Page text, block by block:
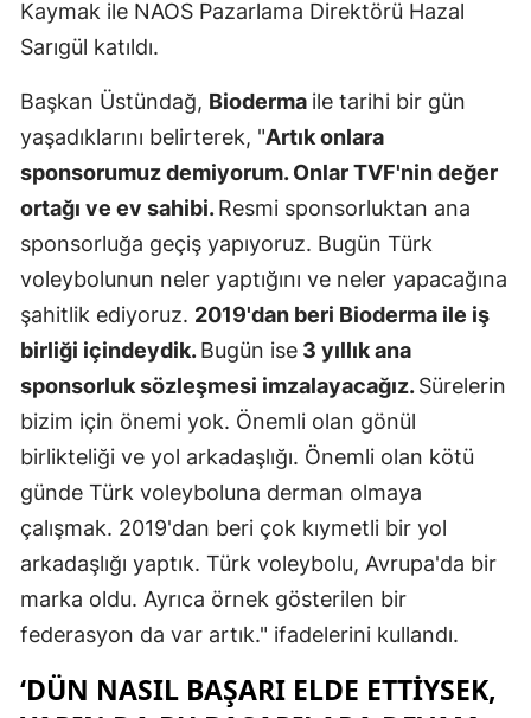
Hakkari
Isparta
İstanbul
Kars
Kayseri
Kırklareli
Kocaeli
Kütahya
Malatya
Kaymak ile NAOS Pazarlama Direktörü Hazal
Sarıgül katıldı.
Başkan Üstündağ, Bioderma ile tarihi bir gün
yaşadıklarını belirterek, "Artık onlara
sponsorumuz demiyorum. Onlar TVF'nin değer
ortağı ve ev sahibi.Resmi sponsorluktan ana
sponsorluğa geçiş yapıyoruz. Bugün Türk
voleybolunun neler yaptığını ve neler yapacağına
şahitlik ediyoruz. 2019'dan beri Bioderma ile iş
birliği içindeydik.Bugün ise 3 yıllık ana
sponsorluk sözleşmesi imzalayacağız.Sürelerin
bizim için önemi yok. Önemli olan gönül
birlikteliği ve yol arkadaşlığı. Önemli olan kötü
günde Türk voleyboluna derman olmaya
çalışmak. 2019'dan beri çok kıymetli bir yol
arkadaşlığı yaptık. Türk voleybolu, Avrupa'da bir
marka oldu. Ayrıca örnek gösterilen bir
federasyon da var artık." ifadelerini kullandı.
‘DÜN NASIL BAŞARI ELDE ETTIYSEK,